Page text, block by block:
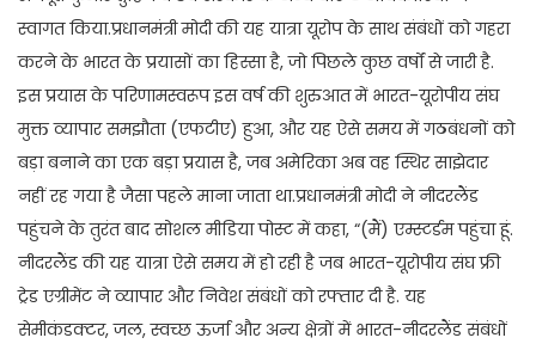
स्वागत किया.प्रधानमंत्री मोदी की यह यात्रा यूरोप के साथ संबंधों को गहरा
करने के भारत के प्रयासों का हिस्सा है, जो पिछले कुछ वर्षों से जारी है.
इस प्रयास के परिणामस्वरूप इस वर्ष की शुरुआत में भारत-यूरोपीय संघ
मुक्त व्यापार समझौता (एफटीए) हुआ, और यह ऐसे समय में गठबंधनों को
बड़ा बनाने का एक बड़ा प्रयास है, जब अमेरिका अब वह स्थिर साझेदार
नहीं रह गया है जैसा पहले माना जाता था.प्रधानमंत्री मोदी ने नीदरलैंड
पहुंचने के तुरंत बाद सोशल मीडिया पोस्ट में कहा, “(मैं) एम्स्टर्डम पहुंचा हूं.
नीदरलैंड की यह यात्रा ऐसे समय में हो रही है जब भारत-यूरोपीय संघ फ्री
ट्रेड एग्रीमेंट ने व्यापार और निवेश संबंधों को रफ्तार दी है. यह
सेमीकंडक्टर, जल, स्वच्छ ऊर्जा और अन्य क्षेत्रों में भारत-नीदरलैंड संबंधों